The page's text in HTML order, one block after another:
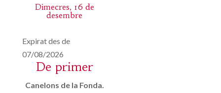
Dimecres, 16 de
desembre
Expirat des de
07/08/2026
De primer
Canelons de la Fonda.